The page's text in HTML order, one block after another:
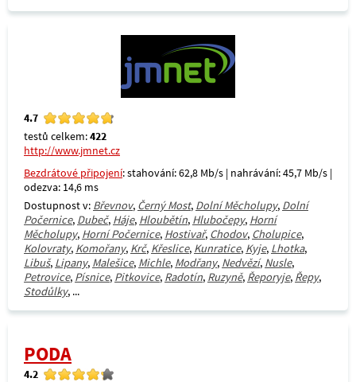
4.7
testů celkem:422
http://www.jmnet.cz
Bezdrátové připojení: stahování: 62,8 Mb/s | nahrávání: 45,7 Mb/s |
odezva: 14,6 ms
Dostupnost v: Břevnov, Černý Most, Dolní Měcholupy, Dolní
Počernice, Dubeč, Háje, Hloubětín, Hlubočepy, Horní
Měcholupy, Horní Počernice, Hostivař, Chodov, Cholupice,
Kolovraty, Komořany, Krč, Křeslice, Kunratice, Kyje, Lhotka,
Libuš, Lipany, Malešice, Michle, Modřany, Nedvězí, Nusle,
Petrovice, Písnice, Pitkovice, Radotín, Ruzyně, Řeporyje, Řepy,
Stodůlky, ...
PODA
4.2